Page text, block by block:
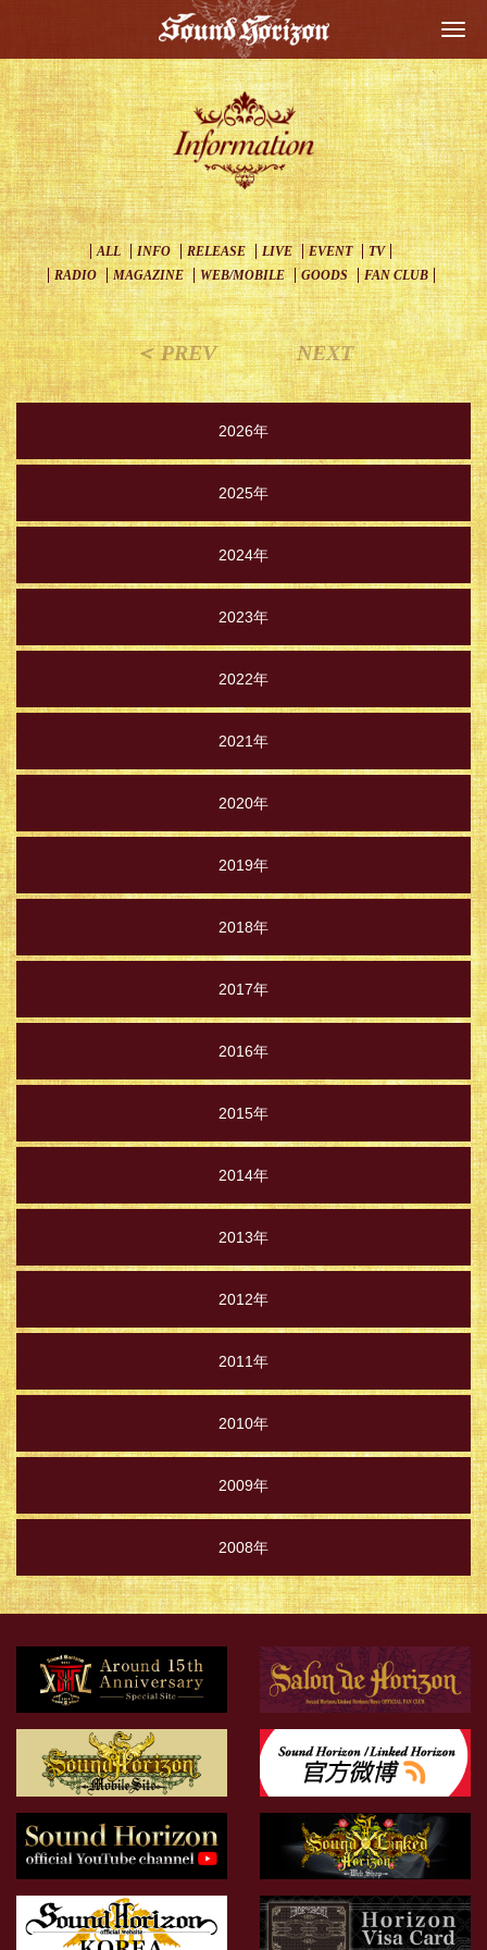
ALL INFO RELEASE LIVE EVENT
TV
RADIO
MAGAZINE WEB/MOBILE GOODS FAN CLUB
＜ PREV NEXT
2026年
2025年
2024年
2023年
2022年
2021年
2020年
2019年
2018年
2017年
2016年
2015年
2014年
2013年
2012年
2011年
2010年
2009年
2008年